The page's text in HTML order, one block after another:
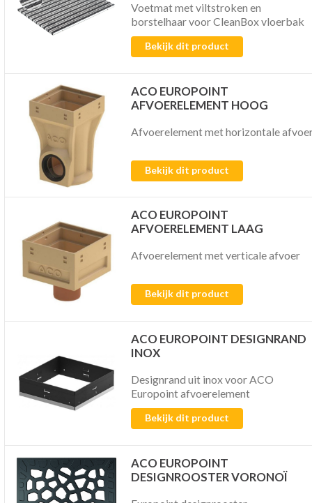
Voetmat met viltstroken en
borstelhaar voor CleanBox vloerbak
Bekijk dit product
ACO EUROPOINT
AFVOERELEMENT HOOG
Afvoerelement met horizontale
Bekijk dit product
ACO EUROPOINT
AFVOERELEMENT LAAG
Afvoerelement met verticale afvoer
Bekijk dit product
ACO EUROPOINT DESIGNRAND
INOX
Designrand uit inox voor ACO
Europoint afvoerelement
Bekijk dit product
ACO EUROPOINT
DESIGNROOSTER VORONOÏ